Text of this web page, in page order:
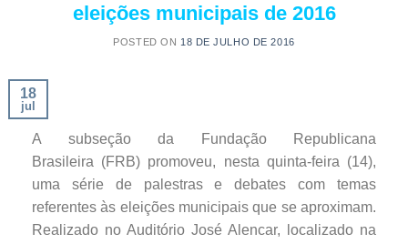
eleições municipais de 2016
POSTED ON 18 DE JULHO DE 2016
18
jul
A subseção da Fundação Republicana
Brasileira (FRB) promoveu, nesta quinta-feira (14),
uma série de palestras e debates com temas
referentes às eleições municipais que se aproximam.
Realizado no Auditório José Alencar, localizado na